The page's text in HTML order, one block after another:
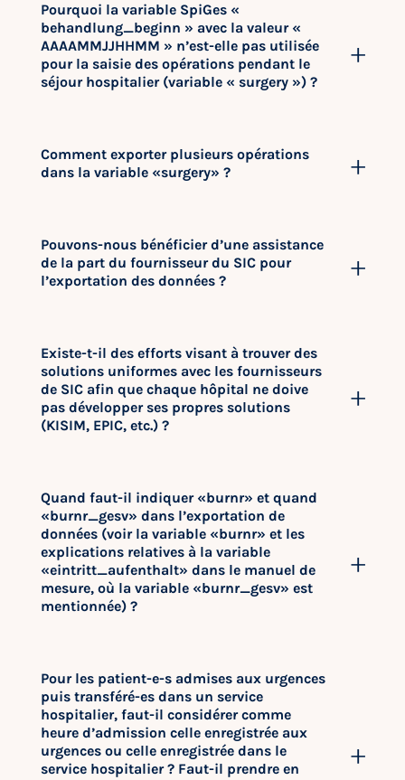
Pourquoi la variable SpiGes «
behandlung_beginn » avec la valeur «
AAAAMMJJHHMM » n’est-elle pas utilisée
pour la saisie des opérations pendant le
séjour hospitalier (variable « surgery ») ?
Comment exporter plusieurs opérations
dans la variable «surgery» ?
Pouvons-nous bénéficier d’une assistance
de la part du fournisseur du SIC pour
l’exportation des données ?
Existe-t-il des efforts visant à trouver des
solutions uniformes avec les fournisseurs
de SIC afin que chaque hôpital ne doive
pas développer ses propres solutions
(KISIM, EPIC, etc.) ?
Quand faut-il indiquer «burnr» et quand
«burnr_gesv» dans l’exportation de
données (voir la variable «burnr» et les
explications relatives à la variable
«eintritt_aufenthalt» dans le manuel de
mesure, où la variable «burnr_gesv» est
mentionnée) ?
Pour les patient-e-s admises aux urgences
puis transféré-es dans un service
hospitalier, faut-il considérer comme
heure d’admission celle enregistrée aux
urgences ou celle enregistrée dans le
service hospitalier ? Faut-il prendre en